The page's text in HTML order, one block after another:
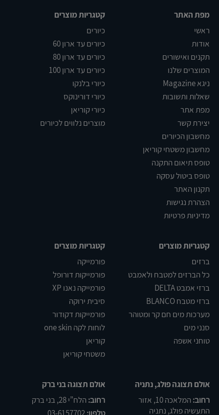
מפת האתר
ראשי
אודות
תקנים ואישורים
המוצרים שלנו
ניגא Magazine
שאלות ותשובות
מפת אתר
יצירת קשר
מחשבון הכיורים
מחשבון משטחי קוריאן
טופס תיאום התקנה
טופס ביטול עסקה
תקנון האתר
הצהרת נגישות
מדיניות פרטיות
קטגריות מוצרים
כיורים
כיורים עד ארון 60
כיורים עד ארון 80
כיורים עד ארון 100
כיורי בלנקו
כיורי דורינוקס
כיורי קוריאן
מוצרים נלווים לכיורים
קטגריות מוצרים
ברזים
כל הברזים למטבח ולאמבט
ברזי אמבט DELTA
ברזי מטבח BLANCO
מערכות מים חם קר ומטוהר
סנני מים
טוחני אשפה
קטגריות מוצרים
פורמייקה
פורמייקות דורופל
פורמייקה נאנו XP
סיבית ירוקה
פורמייקות דקודור
לוחות לקה one skin
קוריאן
משטחי קוריאן
אולם תצוגה פולג, נתניה
רחוב:
המלאכה 10, אזור
התעשיה פולג, נתניה
אולם תצוגה בני ברק
רחוב: הלח”י 28, בני ברק